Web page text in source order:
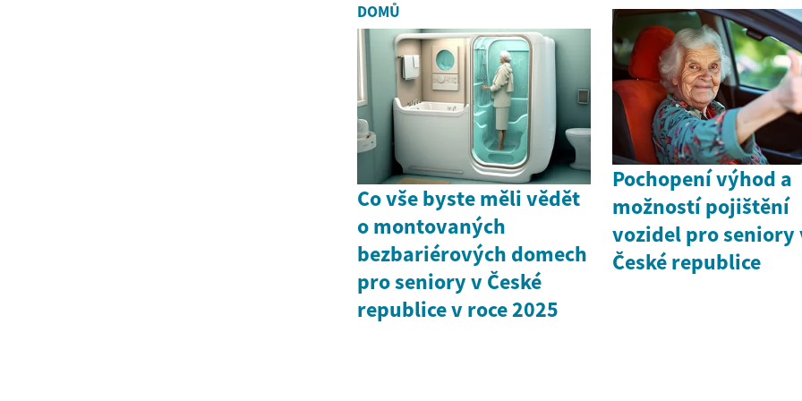
DOMŮ
Co vše byste měli vědět
o montovaných
bezbariérových domech
pro seniory v České
republice v roce 2025
Pochopení výhod a
možností pojištění
vozidel pro seniory
České republice